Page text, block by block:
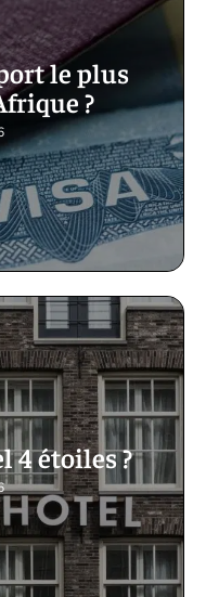
le plus
?
4 étoiles ?